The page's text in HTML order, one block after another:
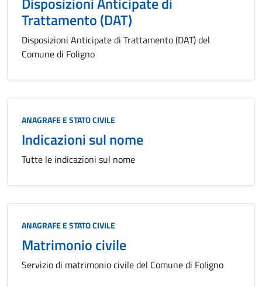
Trattamento (DAT)
Disposizioni Anticipate di Trattamento (DAT) del
Comune di Foligno
Categoria:
ANAGRAFE E STATO CIVILE
Indicazioni sul nome
Tutte le indicazioni sul nome
Categoria:
ANAGRAFE E STATO CIVILE
Matrimonio civile
Servizio di matrimonio civile del Comune di Foligno